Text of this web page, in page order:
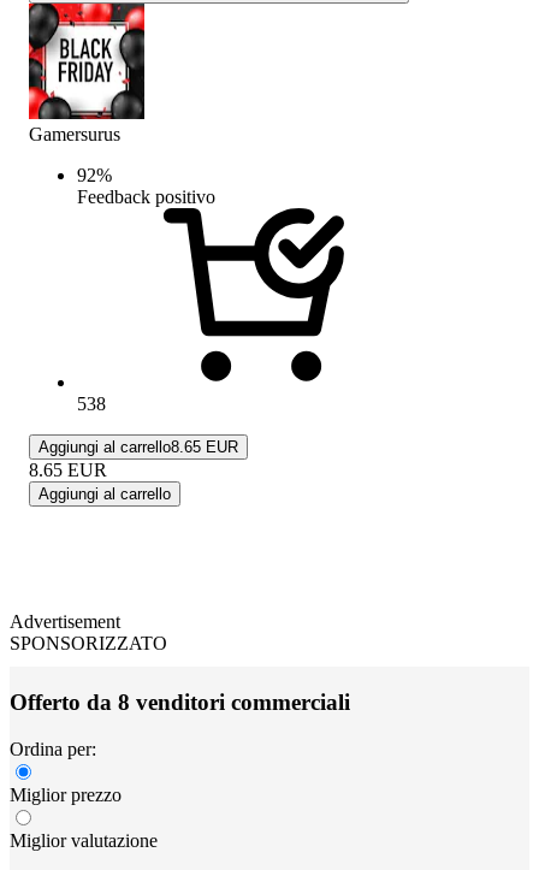
Gamersurus
92%
Feedback positivo
538
Aggiungi al carrello8.65 EUR
8.65 EUR
Aggiungi al carrello
Advertisement
SPONSORIZZATO
Offerto da 8 venditori commerciali
Ordina per:
Miglior prezzo
Miglior valutazione